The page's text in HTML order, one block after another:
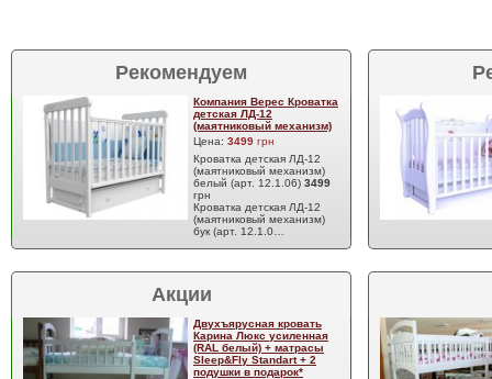
Рекомендуем
Компания Верес Кроватка
детская ЛД-12
(маятниковый механизм)
Цена: 3499 грн
Кроватка детская ЛД-12
(маятниковый механизм)
белый (арт. 12.1.06) 3499
грн
Кроватка детская ЛД-12
(маятниковый механизм)
бук (арт. 12.1.0…
Акции
Двухъярусная кровать
Карина Люкс усиленная
(RAL белый) + матрасы
Sleep&Fly Standart + 2
подушки в подарок*